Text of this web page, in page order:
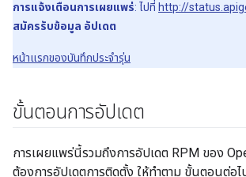
การแจ้งเตือนการเผยแพร่: ไปที่ http://
สมัครรับข้อมูล อัปเดต
หน้าแรกของบันทึกประจำรุ่น
ขั้นตอนการอัปเดต
การเผยแพร่นี้รวมถึงการอัปเดต RPM ของ
ต้องการอัปเดตการติดตั้ง ให้ทำตาม ขั้นตอนต่อ